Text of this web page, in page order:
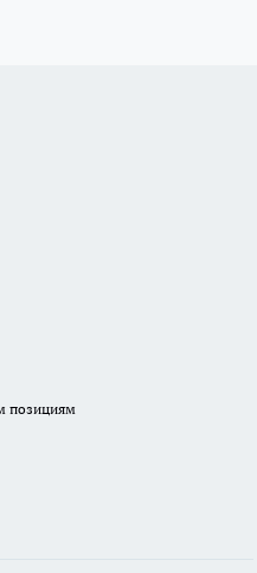
позициям